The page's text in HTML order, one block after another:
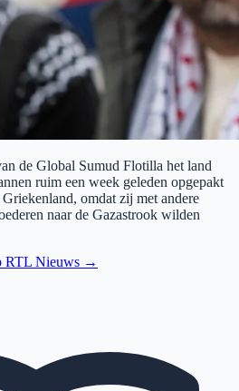
de Global Sumud Flotilla het land
ruim een week geleden opgepakt
omdat zij met andere
naar de Gazastrook wilden
RTL Nieuws →